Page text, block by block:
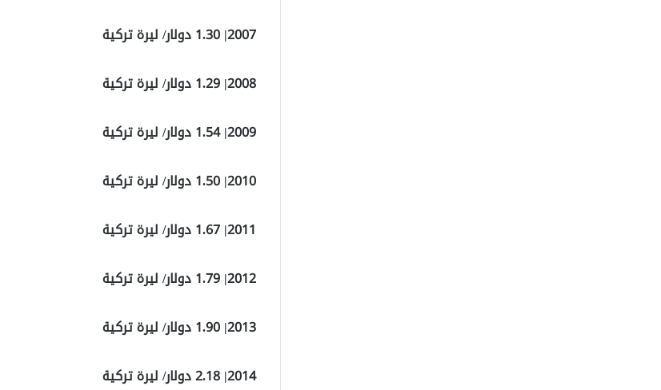
2007| 1.30 دولار/ ليرة تركية
2008| 1.29 دولار/ ليرة تركية
2009| 1.54 دولار/ ليرة تركية
2010| 1.50 دولار/ ليرة تركية
2011| 1.67 دولار/ ليرة تركية
2012| 1.79 دولار/ ليرة تركية
2013| 1.90 دولار/ ليرة تركية
2014| 2.18 دولار/ ليرة تركية